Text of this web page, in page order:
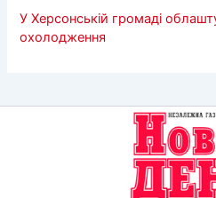
У Херсонській громаді
охолодження